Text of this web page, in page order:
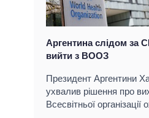
Аргентина слідом за
вийти з ВООЗ
Президент Аргентини
ухвалив рішення про
Всесвітньої